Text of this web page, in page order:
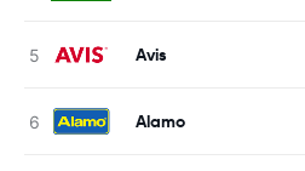
Avis
Alamo